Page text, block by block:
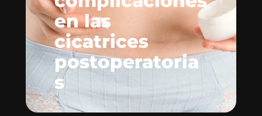
en las
cicatrices
postoperatoria
s